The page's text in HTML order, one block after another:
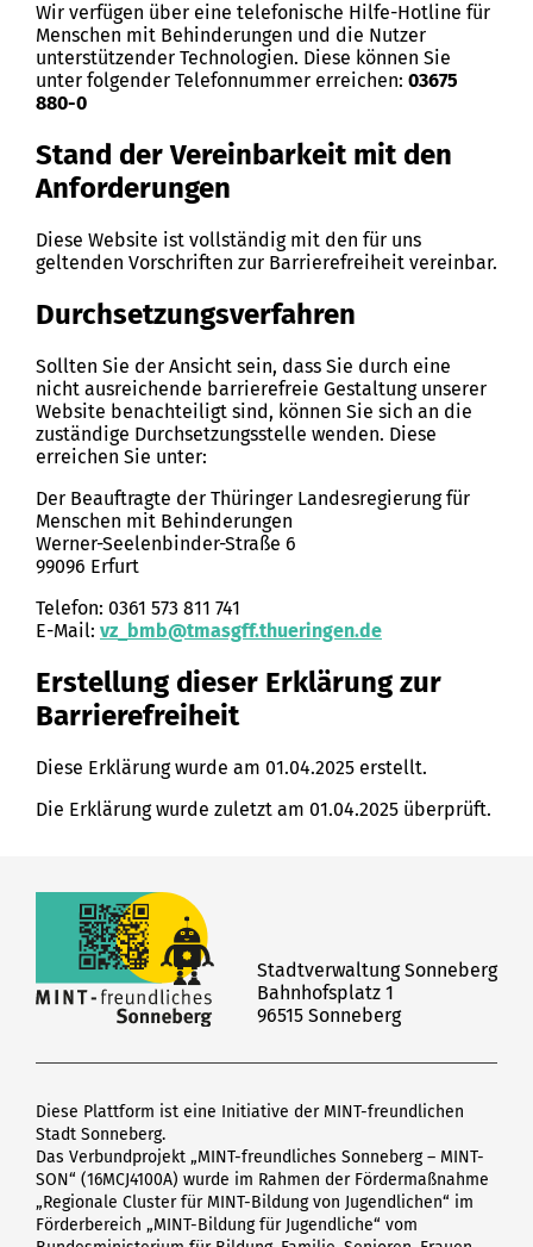
Wir verfügen über eine telefonische Hilfe-Hotline für
Menschen mit Behinderungen und die Nutzer
unterstützender Technologien. Diese können Sie
unter folgender Telefonnummer erreichen: 03675
880-0
Stand der Vereinbarkeit mit den
Anforderungen
Diese Website ist vollständig mit den für uns
geltenden Vorschriften zur Barrierefreiheit vereinbar.
Durchsetzungsverfahren
Sollten Sie der Ansicht sein, dass Sie durch eine
nicht ausreichende barrierefreie Gestaltung unserer
Website benachteiligt sind, können Sie sich an die
zuständige Durchsetzungsstelle wenden. Diese
erreichen Sie unter:
Der Beauftragte der Thüringer Landesregierung für
Menschen mit Behinderungen
Werner-Seelenbinder-Straße 6
99096 Erfurt
Telefon: 0361 573 811 741
E-Mail: vz_bmb@tmasgff.thueringen.de
Erstellung dieser Erklärung zur
Barrierefreiheit
Diese Erklärung wurde am 01.04.2025 erstellt.
Die Erklärung wurde zuletzt am 01.04.2025 überprüft.
Stadtverwaltung Sonneberg
Bahnhofsplatz 1
96515 Sonneberg
Diese Plattform ist eine Initiative der MINT-freundlichen
Stadt Sonneberg.
Das Verbundprojekt „MINT-freundliches Sonneberg – MINT-
SON“ (16MCJ4100A) wurde im Rahmen der Fördermaßnahme
„Regionale Cluster für MINT-Bildung von Jugendlichen“ im
Förderbereich „MINT-Bildung für Jugendliche“ vom